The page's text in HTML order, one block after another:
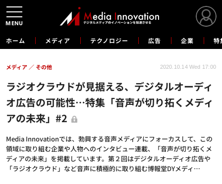
ホーム メディア テクノロジー 広告 企業 特
ラジオクラウドが見据える、デジタルオーディ
オ広告の可能性…特集「音声が切り拓くメディ
アの未来」#2
Media Innovationでは、勃興する音声メディアにフォーカスして、この
領域に取り組む企業や人物へのインタビュー連載、「音声が切り拓くメ
ディアの未来」を掲載しています。第２回はデジタルオーディオ広告や
「ラジオクラウド」など音声に積極的に取り組む博報堂DYメディ…
メディア その他 2020.10.14 Wed 17:00
MENU